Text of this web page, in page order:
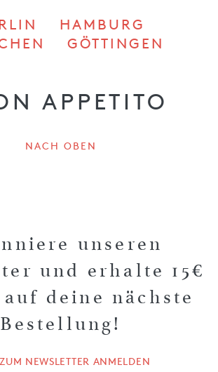
HAMBURG
GÖTTINGEN
APPETITO
NACH OBEN
unseren
und erhalte 15€
deine nächste
Bestellung!
NEWSLETTER ANMELDEN